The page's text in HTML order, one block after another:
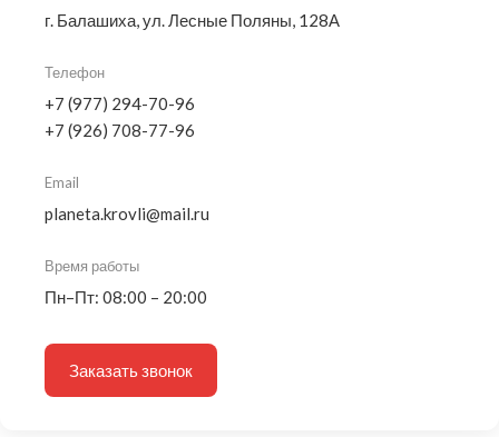
г. Балашиха, ул. Лесные Поляны, 128А
Телефон
+7 (977) 294-70-96
+7 (926) 708-77-96
Email
planeta.krovli@mail.ru
Время работы
Пн–Пт: 08:00 – 20:00
Заказать звонок